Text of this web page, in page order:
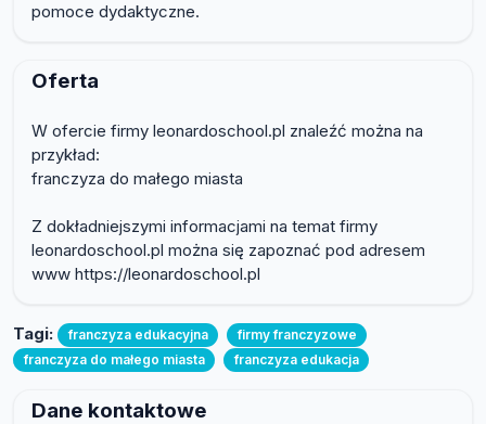
pomoce dydaktyczne.
Oferta
W ofercie firmy leonardoschool.pl znaleźć można na
przykład:
franczyza do małego miasta
Z dokładniejszymi informacjami na temat firmy
leonardoschool.pl można się zapoznać pod adresem
www https://leonardoschool.pl
Tagi: franczyza edukacyjna
firmy franczyzowe
franczyza do małego miasta
franczyza edukacja
Dane kontaktowe